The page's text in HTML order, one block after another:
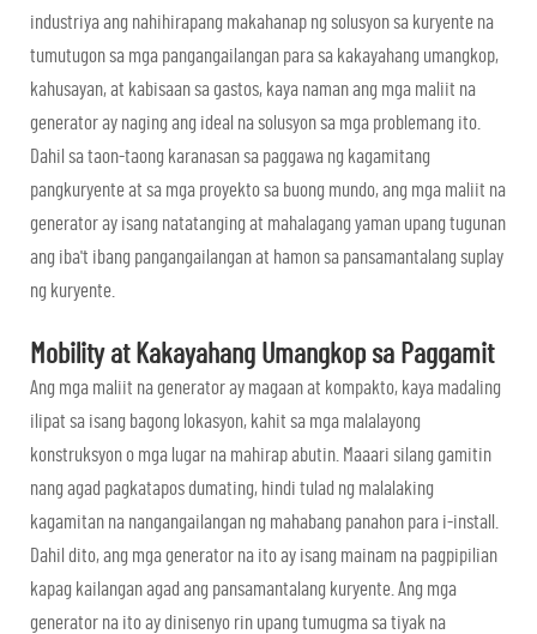
industriya ang nahihirapang makahanap ng solusyon sa kuryente na
tumutugon sa mga pangangailangan para sa kakayahang umangkop,
kahusayan, at kabisaan sa gastos, kaya naman ang mga maliit na
generator ay naging ang ideal na solusyon sa mga problemang ito.
Dahil sa taon-taong karanasan sa paggawa ng kagamitang
pangkuryente at sa mga proyekto sa buong mundo, ang mga maliit na
generator ay isang natatanging at mahalagang yaman upang tugunan
ang iba't ibang pangangailangan at hamon sa pansamantalang suplay
ng kuryente.
Mobility at Kakayahang Umangkop sa Paggamit
Ang mga maliit na generator ay magaan at kompakto, kaya madaling
ilipat sa isang bagong lokasyon, kahit sa mga malalayong
konstruksyon o mga lugar na mahirap abutin. Maaari silang gamitin
nang agad pagkatapos dumating, hindi tulad ng malalaking
kagamitan na nangangailangan ng mahabang panahon para i-install.
Dahil dito, ang mga generator na ito ay isang mainam na pagpipilian
kapag kailangan agad ang pansamantalang kuryente. Ang mga
generator na ito ay dinisenyo rin upang tumugma sa tiyak na